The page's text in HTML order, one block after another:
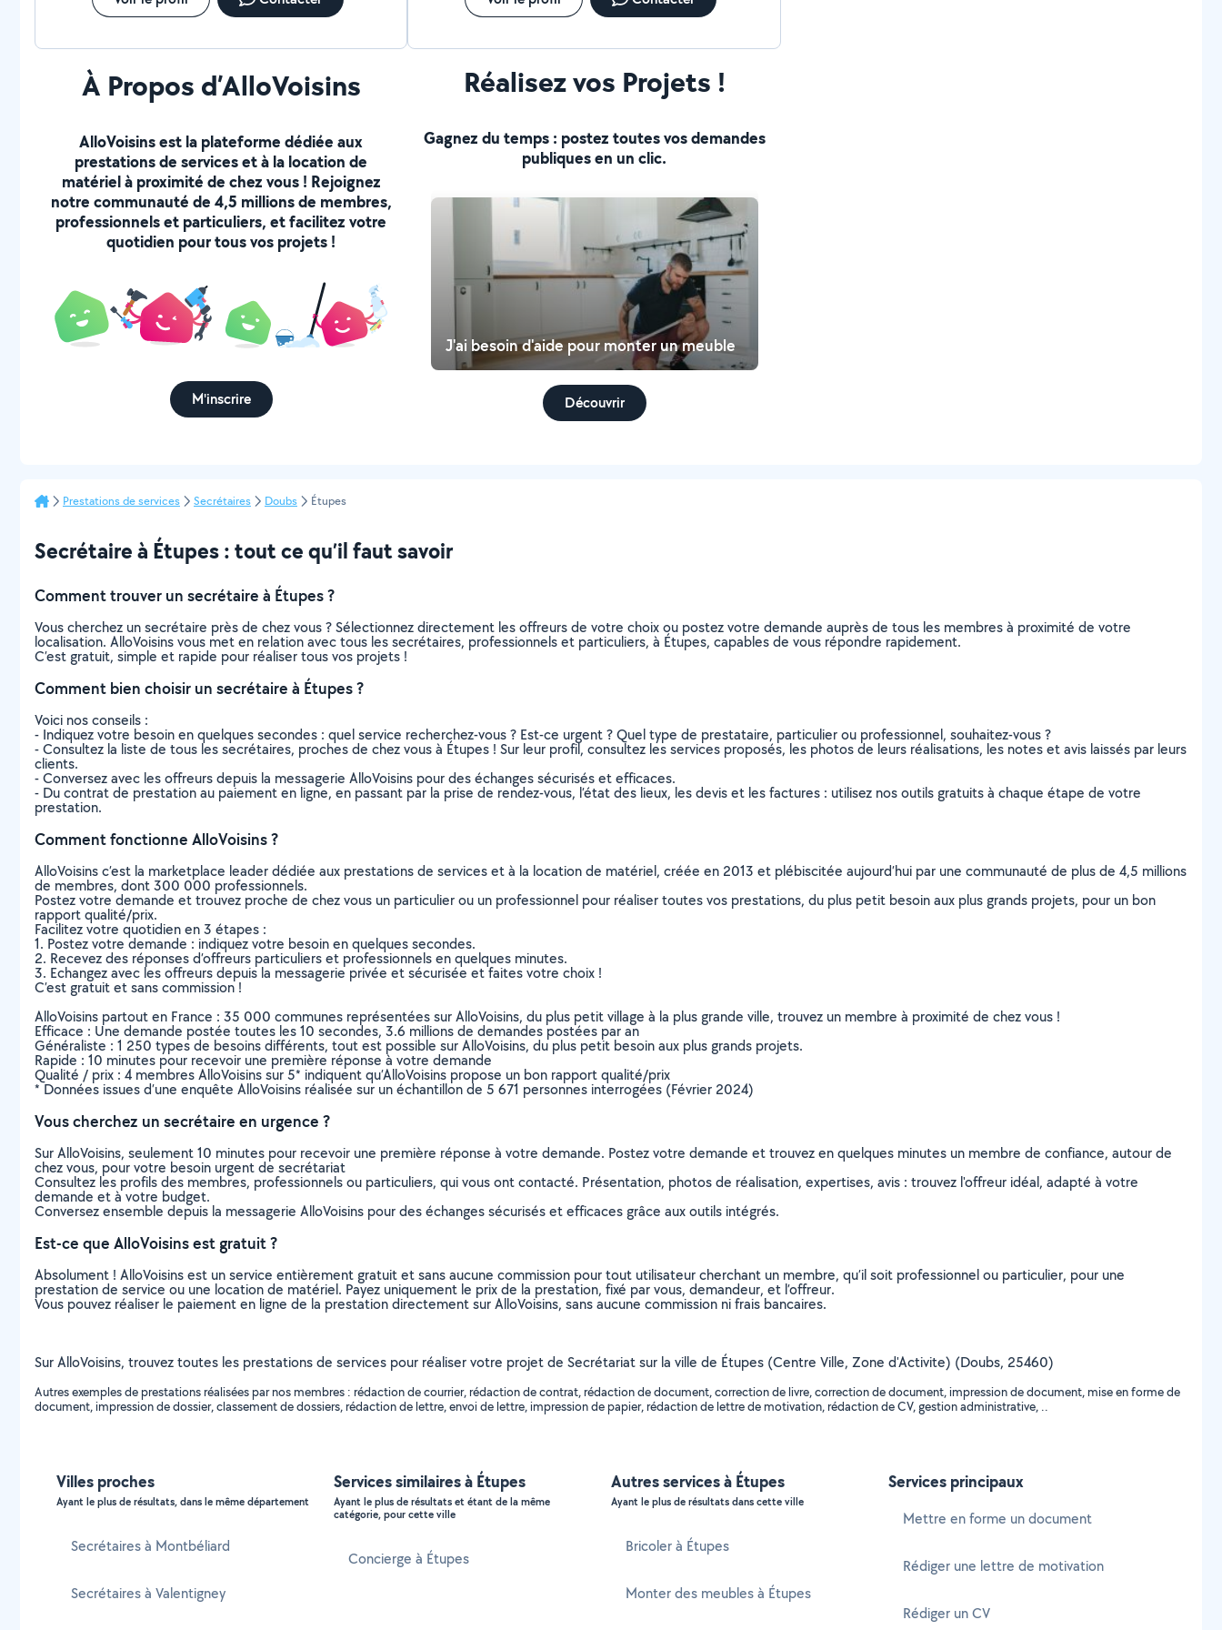
À Propos d’AlloVoisins
AlloVoisins est la plateforme dédiée aux
prestations de services et à la location de
matériel à proximité de chez vous ! Rejoignez
notre communauté de 4,5 millions de membres,
professionnels et particuliers, et facilitez votre
quotidien pour tous vos projets !
M'inscrire
Réalisez vos Projets !
Gagnez du temps : postez toutes vos demandes
publiques en un clic.
J'ai besoin d'aide pour monter un meuble
Découvrir
Prestations de services Secrétaires Doubs Étupes
Secrétaire à Étupes : tout ce qu’il faut savoir
Comment trouver un secrétaire à Étupes ?
Vous cherchez un secrétaire près de chez vous ? Sélectionnez directement les offreurs de votre choix ou postez votre demande auprès de tous les membres à proximité de votre
localisation. AlloVoisins vous met en relation avec tous les secrétaires, professionnels et particuliers, à Étupes, capables de vous répondre rapidement.
C’est gratuit, simple et rapide pour réaliser tous vos projets !
Comment bien choisir un secrétaire à Étupes ?
Voici nos conseils :
- Indiquez votre besoin en quelques secondes : quel service recherchez-vous ? Est-ce urgent ? Quel type de prestataire, particulier ou professionnel, souhaitez-vous ?
- Consultez la liste de tous les secrétaires, proches de chez vous à Étupes ! Sur leur profil, consultez les services proposés, les photos de leurs réalisations, les notes et avis laissés par leurs
clients.
- Conversez avec les offreurs depuis la messagerie AlloVoisins pour des échanges sécurisés et efficaces.
- Du contrat de prestation au paiement en ligne, en passant par la prise de rendez-vous, l’état des lieux, les devis et les factures : utilisez nos outils gratuits à chaque étape de votre
prestation.
Comment fonctionne AlloVoisins ?
AlloVoisins c’est la marketplace leader dédiée aux prestations de services et à la location de matériel, créée en 2013 et plébiscitée aujourd’hui par une communauté de plus de 4,5 millions
de membres, dont 300 000 professionnels.
Postez votre demande et trouvez proche de chez vous un particulier ou un professionnel pour réaliser toutes vos prestations, du plus petit besoin aux plus grands projets, pour un bon
rapport qualité/prix.
Facilitez votre quotidien en 3 étapes :
1. Postez votre demande : indiquez votre besoin en quelques secondes.
2. Recevez des réponses d’offreurs particuliers et professionnels en quelques minutes.
3. Echangez avec les offreurs depuis la messagerie privée et sécurisée et faites votre choix !
C’est gratuit et sans commission !
AlloVoisins partout en France : 35 000 communes représentées sur AlloVoisins, du plus petit village à la plus grande ville, trouvez un membre à proximité de chez vous !
Efficace : Une demande postée toutes les 10 secondes, 3.6 millions de demandes postées par an
Généraliste : 1 250 types de besoins différents, tout est possible sur AlloVoisins, du plus petit besoin aux plus grands projets.
Rapide : 10 minutes pour recevoir une première réponse à votre demande
Qualité / prix : 4 membres AlloVoisins sur 5* indiquent qu’AlloVoisins propose un bon rapport qualité/prix
* Données issues d’une enquête AlloVoisins réalisée sur un échantillon de 5 671 personnes interrogées (Février 2024)
Vous cherchez un secrétaire en urgence ?
Sur AlloVoisins, seulement 10 minutes pour recevoir une première réponse à votre demande. Postez votre demande et trouvez en quelques minutes un membre de confiance, autour de
chez vous, pour votre besoin urgent de secrétariat
Consultez les profils des membres, professionnels ou particuliers, qui vous ont contacté. Présentation, photos de réalisation, expertises, avis : trouvez l'offreur idéal, adapté à votre
demande et à votre budget.
Conversez ensemble depuis la messagerie AlloVoisins pour des échanges sécurisés et efficaces grâce aux outils intégrés.
Est-ce que AlloVoisins est gratuit ?
Absolument ! AlloVoisins est un service entièrement gratuit et sans aucune commission pour tout utilisateur cherchant un membre, qu’il soit professionnel ou particulier, pour une
prestation de service ou une location de matériel. Payez uniquement le prix de la prestation, fixé par vous, demandeur, et l’offreur.
Vous pouvez réaliser le paiement en ligne de la prestation directement sur AlloVoisins, sans aucune commission ni frais bancaires.
Sur AlloVoisins, trouvez toutes les prestations de services pour réaliser votre projet de Secrétariat sur la ville de Étupes (Centre Ville, Zone d'Activite) (Doubs, 25460)
Autres exemples de prestations réalisées par nos membres : rédaction de courrier, rédaction de contrat, rédaction de document, correction de livre, correction de document, impression de document, mise en forme de
document, impression de dossier, classement de dossiers, rédaction de lettre, envoi de lettre, impression de papier, rédaction de lettre de motivation, rédaction de CV, gestion administrative, ..
Villes proches
Ayant le plus de résultats, dans le même département
Secrétaires à Montbéliard
Secrétaires à Valentigney
Services similaires à Étupes
Ayant le plus de résultats et étant de la même
catégorie, pour cette ville
Concierge à Étupes
Autres services à Étupes
Ayant le plus de résultats dans cette ville
Bricoler à Étupes
Monter des meubles à Étupes
Services principaux
Mettre en forme un document
Rédiger une lettre de motivation
Rédiger un CV